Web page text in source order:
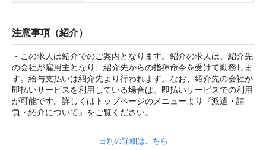
注意事項（紹介）
・この求人は紹介でのご案内となります。紹介の求人は、紹介先
の会社が雇用主となり、紹介先からの指揮命令を受けて勤務しま
す。給与支払いは紹介先より行われます。なお、紹介先の会社が
即払いサービスを利用している場合は、即払いサービスでの利用
が可能です。詳しくはトップページのメニューより『派遣・請
負・紹介について』をご覧ください。
日別の詳細はこちら